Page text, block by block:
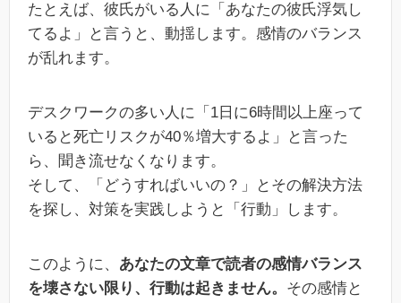
たとえば、彼氏がいる人に「あなたの彼氏浮気し
てるよ」と言うと、動揺します。感情のバランス
が乱れます。
デスクワークの多い人に「1日に6時間以上座って
いると死亡リスクが40％増大するよ」と言った
ら、聞き流せなくなります。
そして、「どうすればいいの？」とその解決方法
を探し、対策を実践しようと「行動」します。
このように、 あなたの文章で読者の感情バランス
を壊さない限り、行動は起きません。 その感情と